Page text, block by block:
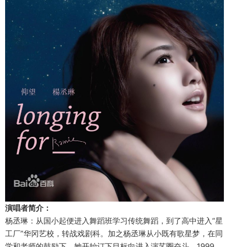
演唱者简介：
杨丞琳：从国小起便进入舞蹈班学习传统舞蹈，到了高中进入“星
工厂”华冈艺校，转战戏剧科。加之杨丞琳从小既有歌星梦，在同